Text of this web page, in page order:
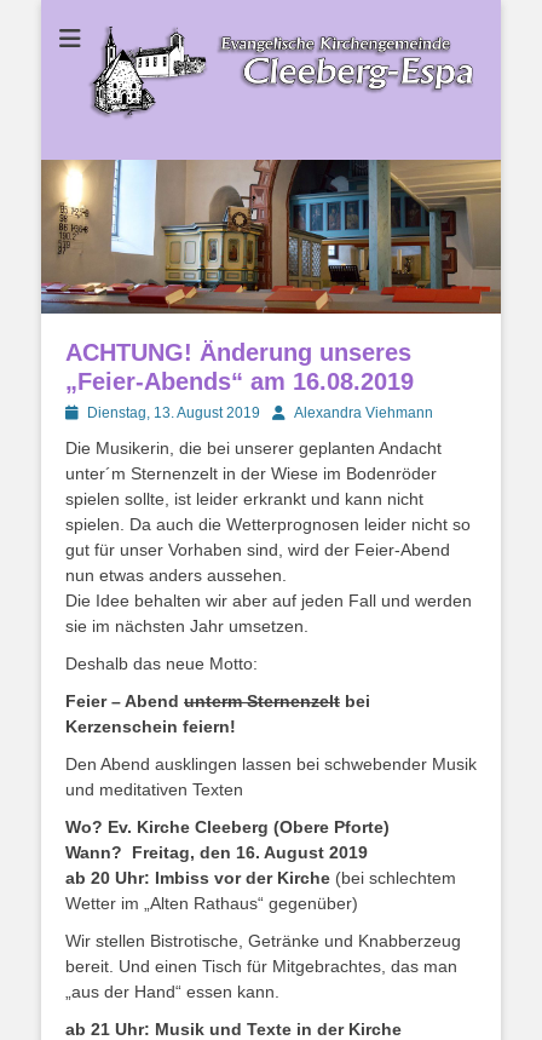
Ev.
Kirchengemeinde
Ev. Kirchengemeinde Cleeberg-Espa
ACHTUNG! Änderung unseres
„Feier-Abends“ am 16.08.2019
PostedDienstag, 13. August 2019 AutorAlexandra Viehmann
Die Musikerin, die bei unserer geplanten Andacht
unter´m Sternenzelt in der Wiese im Bodenröder
spielen sollte, ist leider erkrankt und kann nicht
spielen. Da auch die Wetterprognosen leider nicht so
gut für unser Vorhaben sind, wird der Feier-Abend
nun etwas anders aussehen.
Die Idee behalten wir aber auf jeden Fall und werden
sie im nächsten Jahr umsetzen.
Deshalb das neue Motto:
Feier – Abend unterm Sternenzelt bei
Kerzenschein feiern!
Den Abend ausklingen lassen bei schwebender Musik
und meditativen Texten
Wo? Ev. Kirche Cleeberg (Obere Pforte)
Wann? Freitag, den 16. August 2019
ab 20 Uhr: Imbiss vor der Kirche (bei schlechtem
Wetter im „Alten Rathaus“ gegenüber)
Wir stellen Bistrotische, Getränke und Knabberzeug
bereit. Und einen Tisch für Mitgebrachtes, das man
„aus der Hand“ essen kann.
ab 21 Uhr: Musik und Texte in der Kirche